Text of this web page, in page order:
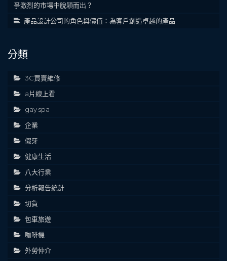
爭激烈的市場中脫穎而出？
產品設計公司的角色與價值：為客戶創造卓越的產品
分類
3C買賣維修
a片線上看
gay spa
企業
假牙
健康生活
八大行業
分析報告統計
切貨
包車旅遊
咖啡機
外勞仲介